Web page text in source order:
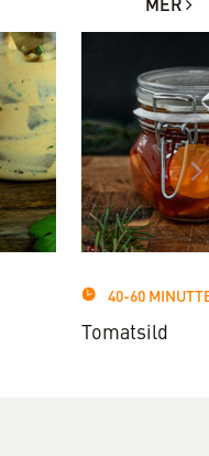
MER
40-60
Tomatsild